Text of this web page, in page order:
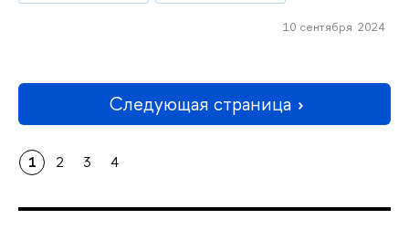
10 сентября 2024
Следующая страница
1 2 3 4